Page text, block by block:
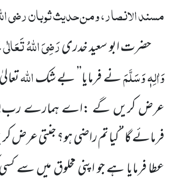
مسند الانصار، ومن حدیث ثوبانرضی
حضرت ابو سعید خدریرَضِیَ اللہُ
وَاٰلِہٖ وَسَلَّمَنے فرمایا’’ بے شکاللہ
عرض کریں گے :اے ہمارے
فرمائے گا ’’کیا تم راضی ہو؟ جنتی
عطا فرمایاہے جو اپنی مخلوق میں سے کسی